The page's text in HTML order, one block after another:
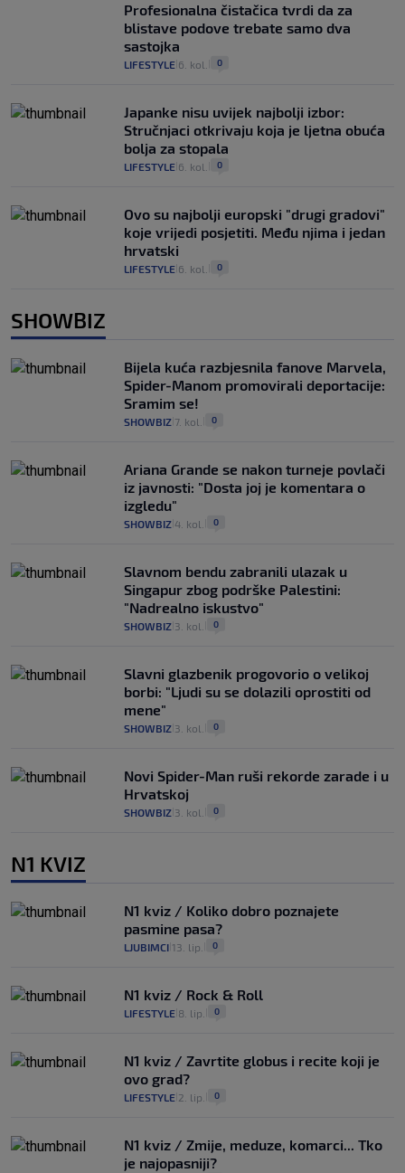
Profesionalna čistačica tvrdi da za
blistave podove trebate samo dva
sastojka
LIFESTYLE 6. kol. 0
Japanke nisu uvijek najbolji izbor:
Stručnjaci otkrivaju koja je ljetna obuća
bolja za stopala
LIFESTYLE 6. kol. 0
Ovo su najbolji europski "drugi gradovi"
koje vrijedi posjetiti. Među njima i jedan
hrvatski
LIFESTYLE 6. kol. 0
SHOWBIZ
Bijela kuća razbjesnila fanove Marvela,
Spider-Manom promovirali deportacije:
Sramim se!
SHOWBIZ 7. kol. 0
Ariana Grande se nakon turneje povlači
iz javnosti: "Dosta joj je komentara o
izgledu"
SHOWBIZ 4. kol. 0
Slavnom bendu zabranili ulazak u
Singapur zbog podrške Palestini:
"Nadrealno iskustvo"
SHOWBIZ 3. kol. 0
Slavni glazbenik progovorio o velikoj
borbi: "Ljudi su se dolazili oprostiti od
mene"
SHOWBIZ 3. kol. 0
Novi Spider-Man ruši rekorde zarade i u
Hrvatskoj
SHOWBIZ 3. kol. 0
N1 KVIZ
N1 kviz / Koliko dobro poznajete
pasmine pasa?
LJUBIMCI 13. lip. 0
N1 kviz / Rock & Roll
LIFESTYLE 8. lip. 0
N1 kviz / Zavrtite globus i recite koji je
ovo grad?
LIFESTYLE 2. lip. 0
N1 kviz / Zmije, meduze, komarci... Tko
je najopasniji?